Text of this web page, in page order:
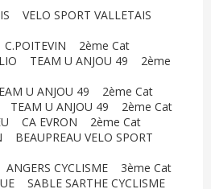
SPORT VALLETAIS
2ème Cat
TEAM U ANJOU 49 2ème
U ANJOU 49 2ème Cat
U ANJOU 49 2ème Cat
CA EVRON 2ème Cat
VELO SPORT
CYCLISME 3ème Cat
SABLE SARTHE CYCLISME